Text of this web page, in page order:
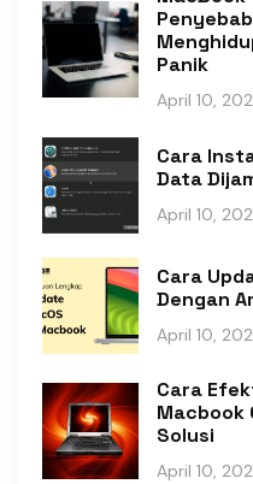
Panik
April 10,
Cara
Data
April 10,
Cara
Dengan
April 10,
Cara
Macbook
Solusi
April 10,